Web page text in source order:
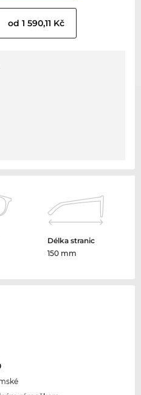
od 1 590,11 Kč
Délka stranic
150 mm